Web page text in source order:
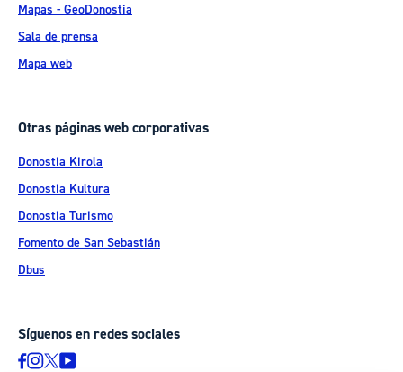
Mapas - GeoDonostia
Sala de prensa
Mapa web
Otras páginas web corporativas
Donostia Kirola
Donostia Kultura
Donostia Turismo
Fomento de San Sebastián
Dbus
Síguenos en redes sociales